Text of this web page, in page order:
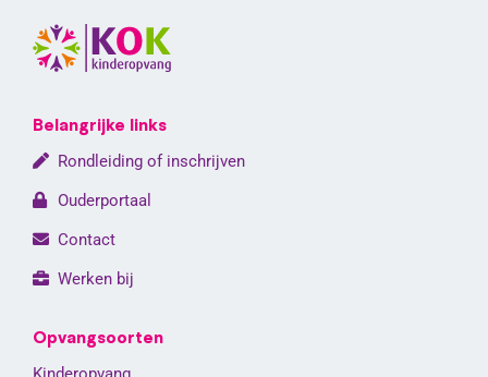
Belangrijke links
Rondleiding of inschrijven
Ouderportaal
Contact
Werken bij
Opvangsoorten